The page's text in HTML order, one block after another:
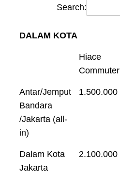
Search:
DALAM KOTA
Hiace
Commuter
Antar/Jemput
Bandara
/Jakarta (all-
in)
1.500.000
Dalam Kota
Jakarta
2.100.000